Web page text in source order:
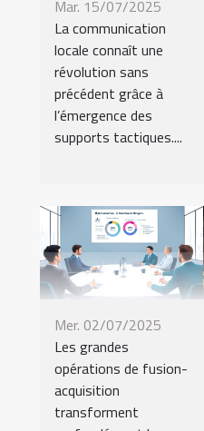
Mar. 15/07/2025
La communication
locale connaît une
révolution sans
précédent grâce à
l’émergence des
supports tactiques....
Mer. 02/07/2025
Les grandes
opérations de fusion-
acquisition
transforment